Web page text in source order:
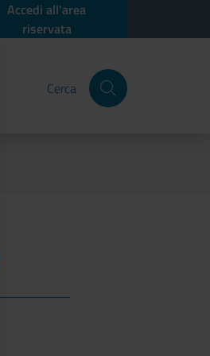
Accedi all'area
riservata
Cerca